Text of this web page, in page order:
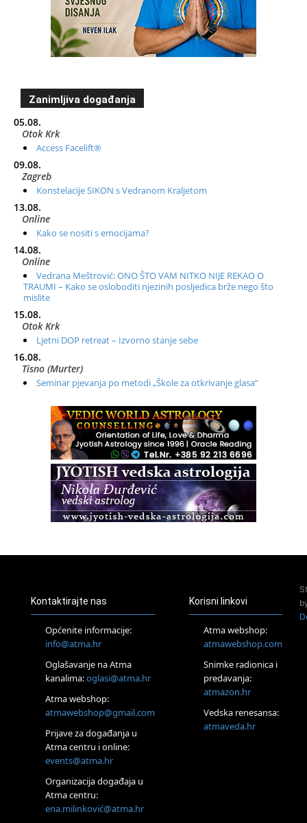
Zanimljiva događanja
05.08.
Otok Krk
Access Facelift®
09.08.
Zagreb
Konstelacije SIKON s Vedranom Kraljetom
13.08.
Online
Kako se nositi s emocijama?
14.08.
Online
Vedrana Meštrović: ONO ŠTO VAM NITKO NIJE REKAO O
TRAUMI – Kako se osloboditi njezinih posljedica brže nego što
mislite
15.08.
Otok Krk
Ljetni DOP retreat – Izvorno stanje sebe
16.08.
Tisno (Murter)
Seminar pjevanja po metodi „Škole za otkrivanje glasa“
Radionica: Pomagači iz drugih dimenzija Online – otvoreno za
Zagreb+Online
Osnovni ThetaHealing® tečaj, Zagreb i Online
Access BARS®, otpusti stres
Pjesma srca / Zagreb
Tečaj Višeg Vodstva, razvijanja intuicije i Akaša zapisa
Online
Postanite Nositelj Vibracije Nove Zemlje
Visoko
Alemka Dauskardt – Jednodnevna radionica sistemskih
konstelacija
Zagreb
HOD PO ŽERAVICI – Seminar koji mijenja tijelo, duh i um
SoulFest – Festival glazbe, mudrosti i zajedništva
Zagreb
Kontaktirajte nas
Općenite informacije:
info@atma.hr
Oglašavanje na Atma
kanalima:oglasi@atma.hr
Atma webshop:
atmawebshop@gmail.com
Prijave za događanja u
Atma centru i online:
events@atma.hr
Organizacija događaja u
Atma centru:
ena.milinković@atma.hr
Korisni linkovi
Atma webshop:
atmawebshop.com
Snimke radionica i
predavanja:
atmazon.hr
Vedska renesansa:
atmaveda.hr